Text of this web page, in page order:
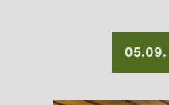
05.09.